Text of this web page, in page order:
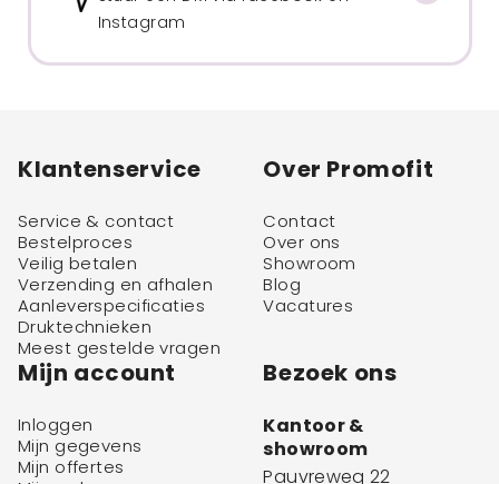
Instagram
Klantenservice
Service & contact
Bestelproces
Veilig betalen
Verzending en afhalen
Aanleverspecificaties
Druktechnieken
Meest gestelde vragen
Over Promofit
Contact
Over ons
Showroom
Blog
Vacatures
Mijn account
Inloggen
Mijn gegevens
Mijn offertes
Bezoek ons
Kantoor &
showroom
Pauvreweg 22